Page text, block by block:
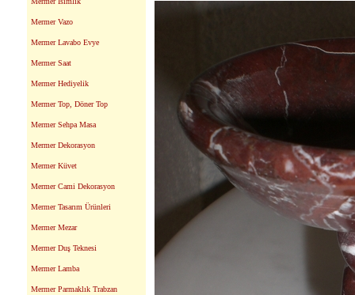
Mermer Vazo
Mermer Lavabo Evye
Mermer Saat
Mermer Hediyelik
Mermer Top, Döner Top
Mermer Sehpa Masa
Mermer Dekorasyon
Mermer Küvet
Mermer Cami Dekorasyon
Mermer Tasarım Ürünleri
Mermer Mezar
Mermer Duş Teknesi
Mermer Lamba
Mermer Parmaklık Trabzan